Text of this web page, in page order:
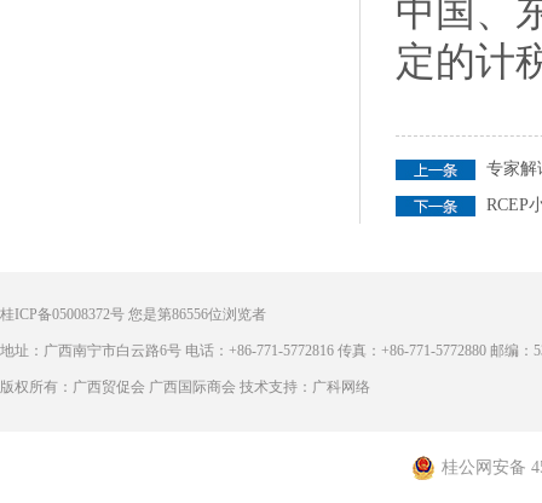
中国、
定的计
专家解
RCEP
桂ICP备05008372号 您是第86556位浏览者
地址：广西南宁市白云路6号 电话：+86-771-5772816 传真：+86-771-5772880 邮编：
版权所有：广西贸促会 广西国际商会 技术支持：广科网络
桂公网安备